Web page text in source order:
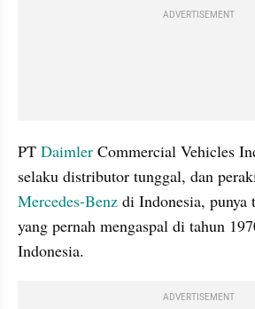
ADVERTISEMENT
PT Daimler Commercial Vehicles
Mercedes-Benz di Indonesia, punya
yang pernah mengaspal di tahun
Indonesia.
ADVERTISEMENT